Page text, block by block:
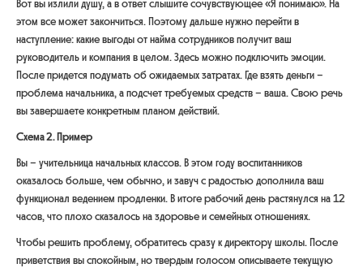
Вот вы излили душу, а в ответ слышите сочувствующее «Я понимаю». На
этом все может закончиться. Поэтому дальше нужно перейти в
наступление: какие выгоды от найма сотрудников получит ваш
руководитель и компания в целом. Здесь можно подключить эмоции.
После придется подумать об ожидаемых затратах. Где взять деньги –
проблема начальника, а подсчет требуемых средств – ваша. Свою речь
вы завершаете конкретным планом действий.
Схема 2. Пример
Вы – учительница начальных классов. В этом году воспитанников
оказалось больше, чем обычно, и завуч с радостью дополнила ваш
функционал ведением продленки. В итоге рабочий день растянулся на 12
часов, что плохо сказалось на здоровье и семейных отношениях.
Чтобы решить проблему, обратитесь сразу к директору школы. После
приветствия вы спокойным, но твердым голосом описываете текущую